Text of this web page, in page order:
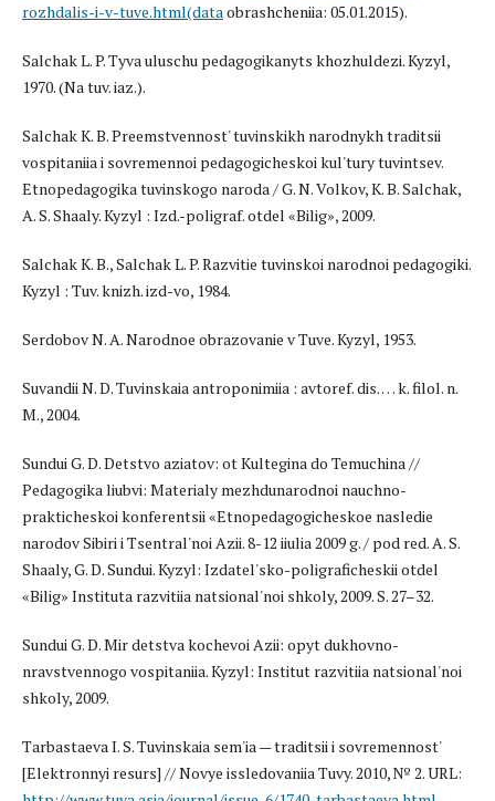
rozhdalis-i-v-tuve.html(dataobrashcheniia: 05.01.2015).
Salchak L. P. Tyva uluschu pedagogikanyts khozhuldezi. Kyzyl,
1970. (Na tuv. iaz.).
Salchak K. B. Preemstvennost' tuvinskikh narodnykh traditsii
vospitaniia i sovremennoi pedagogicheskoi kul'tury tuvintsev.
Etnopedagogika tuvinskogo naroda / G. N. Volkov, K. B. Salchak,
A. S. Shaaly. Kyzyl : Izd.-poligraf. otdel «Bilig», 2009.
Salchak K. B., Salchak L. P. Razvitie tuvinskoi narodnoi pedagogiki.
Kyzyl : Tuv. knizh. izd-vo, 1984.
Serdobov N. A. Narodnoe obrazovanie v Tuve. Kyzyl, 1953.
Suvandii N. D. Tuvinskaia antroponimiia : avtoref. dis. … k. filol. n.
M., 2004.
Sundui G. D. Detstvo aziatov: ot Kultegina do Temuchina //
Pedagogika liubvi: Materialy mezhdunarodnoi nauchno-
prakticheskoi konferentsii «Etnopedagogicheskoe nasledie
narodov Sibiri i Tsentral'noi Azii. 8-12 iiulia 2009 g. / pod red. A. S.
Shaaly, G. D. Sundui. Kyzyl: Izdatel'sko-poligraficheskii otdel
«Bilig» Instituta razvitiia natsional'noi shkoly, 2009. S. 27–32.
Sundui G. D. Mir detstva kochevoi Azii: opyt dukhovno-
nravstvennogo vospitaniia. Kyzyl: Institut razvitiia natsional'noi
shkoly, 2009.
Tarbastaeva I. S. Tuvinskaia sem'ia — traditsii i sovremennost'
[Elektronnyi resurs] // Novye issledovaniia Tuvy. 2010, № 2. URL: